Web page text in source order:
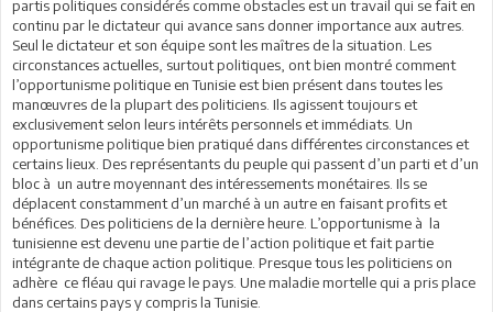
partis politiques considérés comme obstacles est un travail qui se fait en
continu par le dictateur qui avance sans donner importance aux autres.
Seul le dictateur et son équipe sont les maîtres de la situation. Les
circonstances actuelles, surtout politiques, ont bien montré comment
l’opportunisme politique en Tunisie est bien présent dans toutes les
manœuvres de la plupart des politiciens. Ils agissent toujours et
exclusivement selon leurs intérêts personnels et immédiats. Un
opportunisme politique bien pratiqué dans différentes circonstances et
certains lieux. Des représentants du peuple qui passent d’un parti et d’un
bloc à un autre moyennant des intéressements monétaires. Ils se
déplacent constamment d’un marché à un autre en faisant profits et
bénéfices. Des politiciens de la dernière heure. L’opportunisme à la
tunisienne est devenu une partie de l’action politique et fait partie
intégrante de chaque action politique. Presque tous les politiciens on
adhère ce fléau qui ravage le pays. Une maladie mortelle qui a pris place
dans certains pays y compris la Tunisie.